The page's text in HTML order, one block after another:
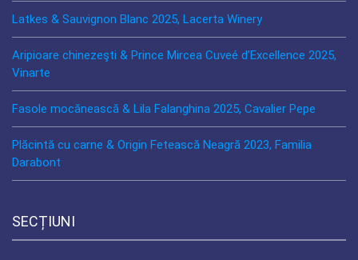
Latkes & Sauvignon Blanc 2025, Lacerta Winery
Aripioare chinezeşti & Prince Mircea Cuveé d’Excellence 2025,
Vinarte
Fasole mocănească & Lila Falanghina 2025, Cavalier Pepe
Plăcintă cu carne & Origin Fetească Neagră 2023, Familia
Darabont
SECȚIUNI